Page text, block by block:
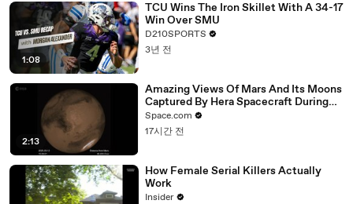
1:08
TCU Wins The Iron Skillet With A 34-17
Win Over SMU
D210SPORTS
3년 전
2:13
Amazing Views Of Mars And Its Moons
Captured By Hera Spacecraft During
Flyby
Space.com
17시간 전
How Female Serial Killers Actually
Work
Insider